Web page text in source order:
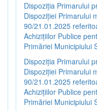
Dispoziția Primarului
Dispoziției Primarului
90/21.01.2025
Achizițiilor Publice
Primăriei Municipiului
Dispoziția Primarului
Dispoziției Primarului
90/21.01.2025
Achizițiilor Publice
Primăriei Municipiului